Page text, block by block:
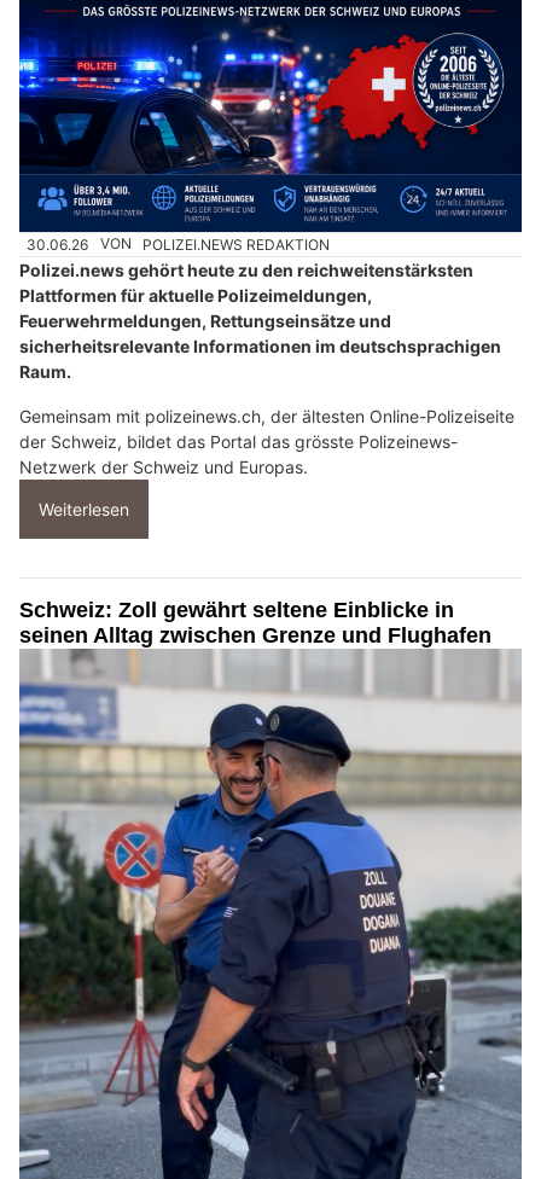
30.06.26 VON POLIZEI.NEWS REDAKTION
Polizei.news gehört heute zu den reichweitenstärksten
Plattformen für aktuelle Polizeimeldungen,
Feuerwehrmeldungen, Rettungseinsätze und
sicherheitsrelevante Informationen im deutschsprachigen
Raum.
Gemeinsam mit polizeinews.ch, der ältesten Online-Polizeiseite
der Schweiz, bildet das Portal das grösste Polizeinews-
Netzwerk der Schweiz und Europas.
Weiterlesen
Schweiz: Zoll gewährt seltene Einblicke in
seinen Alltag zwischen Grenze und Flughafen